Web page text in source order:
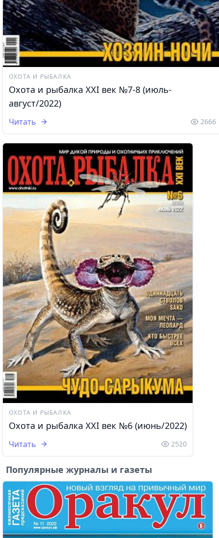
ОХОТА И РЫБАЛКА
Охота и рыбалка XXI век №7-8 (июль-
август/2022)
Читать 2666
ОХОТА И РЫБАЛКА
Охота и рыбалка XXI век №6 (июнь/2022)
Читать 2520
Популярные журналы и газеты